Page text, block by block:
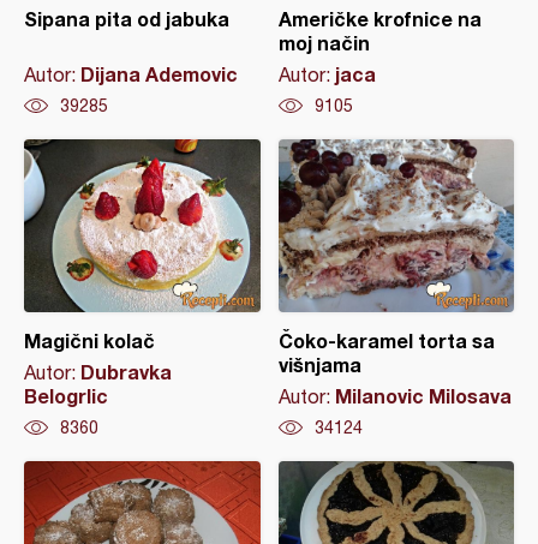
Sipana pita od jabuka
Autor: Dijana Ademovic
39285
Američke krofnice na
moj način
Autor: jaca
9105
Magični kolač
Autor: Dubravka
Belogrlic
8360
Čoko-karamel torta sa
višnjama
Autor: Milanovic Milosava
34124